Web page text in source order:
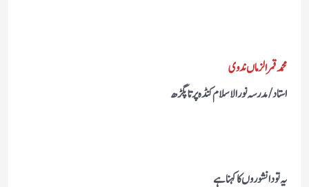
محمد قمر الزماں ندوی
استاد/ مدرسہ نور الاسلام کنڈہ پرتاپگڑھ
یہ تو دانشوروں کا کہنا ہے